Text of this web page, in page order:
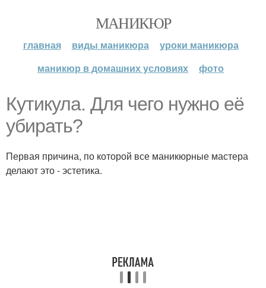
МАНИКЮР
главная виды маникюра
уроки маникюра
маникюр в домашних условиях
фото
Кутикула. Для чего нужно её
убирать?
Первая причина, по которой все маникюрные мастера
делают это - эстетика.